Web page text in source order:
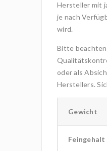
Hersteller mit
je nach
wird.
Bitte beachten
oder als
Herstellers.
Gewicht
Feingehalt